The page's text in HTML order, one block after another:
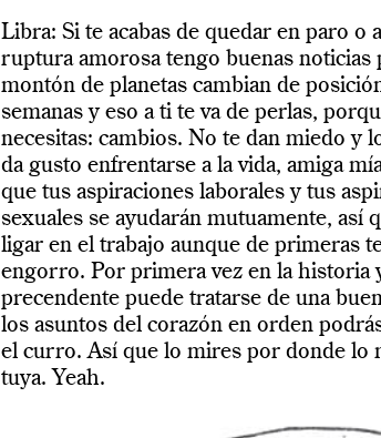
Libra: Si te acabas de quedar en paro o
ruptura amorosa tengo buenas noticias
montón de planetas cambian de
semanas y eso a ti te va de perlas,
necesitas: cambios. No te dan miedo y
da gusto enfrentarse a la vida, amiga
que tus aspiraciones laborales y tus
sexuales se ayudarán mutuamente, así
ligar en el trabajo aunque de primeras
engorro. Por primera vez en la historia
precendente puede tratarse de una
los asuntos del corazón en orden
el curro. Así que lo mires por donde lo
tuya. Yeah.